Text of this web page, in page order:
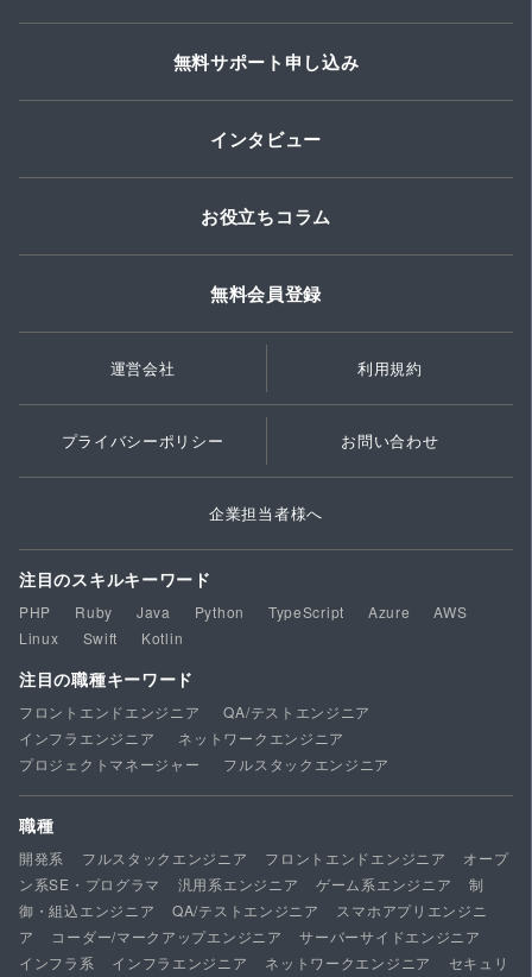
無料サポート申し込み
インタビュー
お役立ちコラム
無料会員登録
運営会社 利用規約
プライバシーポリシー お問い合わせ
企業担当者様へ
注目のスキルキーワード
PHP Ruby Java Python TypeScript Azure
AWS
Linux
Swift Kotlin
注目の職種キーワード
フロントエンドエンジニア
QA/テストエンジニア
インフラエンジニア
ネットワークエンジニア
プロジェクトマネージャー
フルスタックエンジニア
職種
開発系 フルスタックエンジニア フロントエンドエンジニア
オープ
ン系SE・プログラマ
汎用系エンジニア ゲーム系エンジニア
制
御・組込エンジニア
QA/テストエンジニア
スマホアプリエンジニ
ア
コーダー/マークアップエンジニア
サーバーサイドエンジニア
インフラ系
インフラエンジニア ネットワークエンジニア
セキュリ